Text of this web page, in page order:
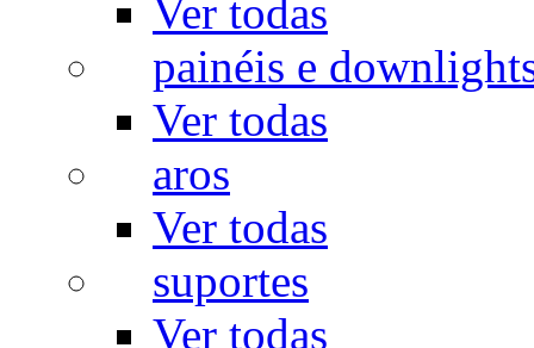
Ver todas
painéis e
Ver todas
aros
Ver todas
suportes
Ver todas